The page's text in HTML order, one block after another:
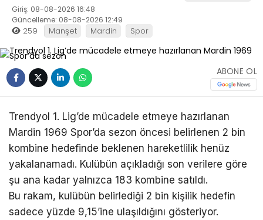
Giriş: 08-08-2026 16:48
Güncelleme: 08-08-2026 12:49
259 Manşet Mardin Spor
ABONE OL
Trendyol 1. Lig’de mücadele etmeye hazırlanan
Mardin 1969 Spor’da sezon öncesi belirlenen 2 bin
kombine hedefinde beklenen hareketlilik henüz
yakalanamadı. Kulübün açıkladığı son verilere göre
şu ana kadar yalnızca 183 kombine satıldı.
Bu rakam, kulübün belirlediği 2 bin kişilik hedefin
sadece yüzde 9,15’ine ulaşıldığını gösteriyor.